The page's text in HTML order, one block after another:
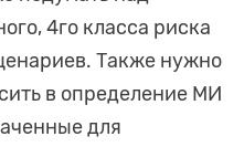
4го класса риска
Также нужно
в определение МИ
для